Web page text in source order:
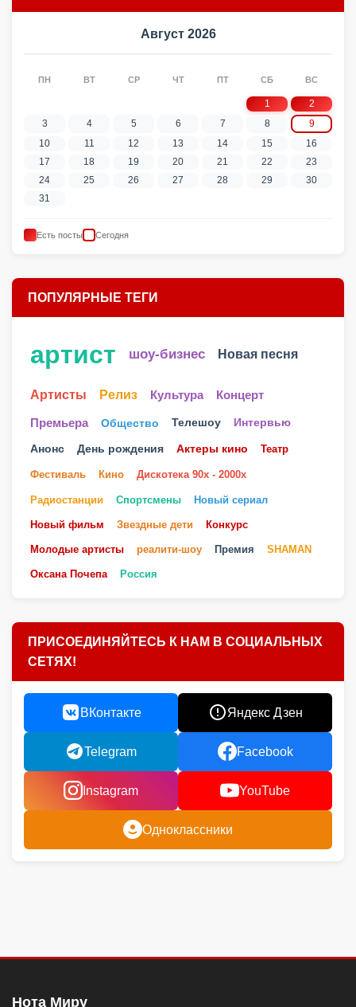
Август 2026
ПН ВТ СР ЧТ ПТ СБ ВС
1
2
3
4 5 6 7 8
9
10
11 12 13 14 15
16
17
18 19 20 21 22
23
24
25 26 27 28 29
30
31
Есть посты Сегодня
ПОПУЛЯРНЫЕ ТЕГИ
артист шоу-бизнес Новая песня
Артисты Релиз Культура Концерт
Премьера Общество Телешоу Интервью
Анонс День рождения Актеры кино Театр
Фестиваль Кино Дискотека 90х - 2000х
Радиостанции Спортсмены Новый сериал
Новый фильм Звездные дети Конкурс
Молодые артисты реалити-шоу Премия SHAMAN
Оксана Почепа Россия
ПРИСОЕДИНЯЙТЕСЬ К НАМ В СОЦИАЛЬНЫХ
СЕТЯХ!
ВКонтакте Яндекс Дзен
Telegram Facebook
Instagram YouTube
Одноклассники
Нота Миру